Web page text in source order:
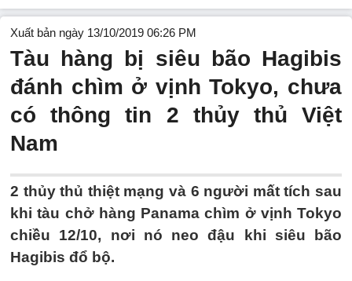
Xuất bản ngày 13/10/2019 06:26 PM
Tàu hàng bị siêu bão Hagibis
đánh chìm ở vịnh Tokyo, chưa
có thông tin 2 thủy thủ Việt
Nam
2 thủy thủ thiệt mạng và 6 người mất tích sau
khi tàu chở hàng Panama chìm ở vịnh Tokyo
chiều 12/10, nơi nó neo đậu khi siêu bão
Hagibis đổ bộ.